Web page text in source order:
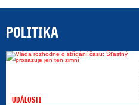
POLITIKA
UDÁLOSTI